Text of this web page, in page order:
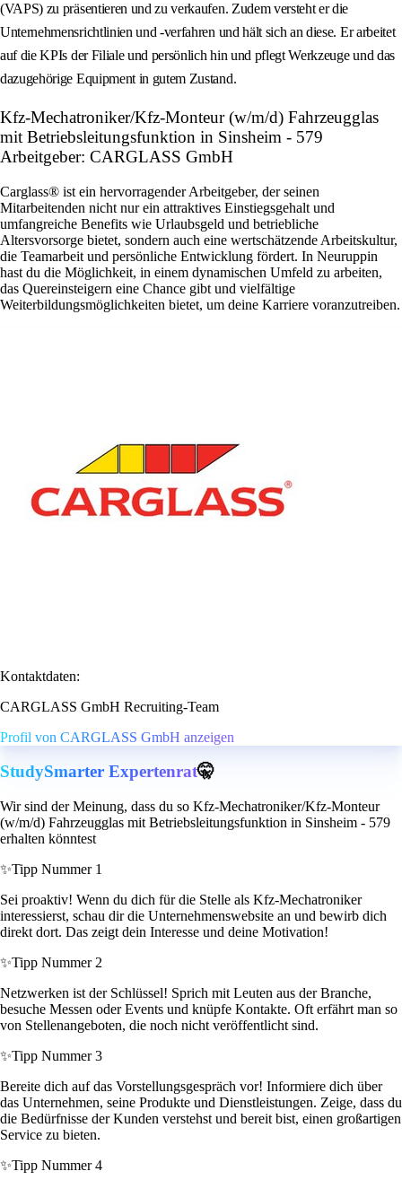
(VAPS) zu präsentieren und zu verkaufen. Zudem versteht er die
Unternehmensrichtlinien und -verfahren und hält sich an diese. Er arbeitet
auf die KPIs der Filiale und persönlich hin und pflegt Werkzeuge und das
dazugehörige Equipment in gutem Zustand.
Kfz-Mechatroniker/Kfz-Monteur (w/m/d) Fahrzeugglas
mit Betriebsleitungsfunktion in Sinsheim - 579
Arbeitgeber: CARGLASS GmbH
Carglass® ist ein hervorragender Arbeitgeber, der seinen
Mitarbeitenden nicht nur ein attraktives Einstiegsgehalt und
umfangreiche Benefits wie Urlaubsgeld und betriebliche
Altersvorsorge bietet, sondern auch eine wertschätzende Arbeitskultur,
die Teamarbeit und persönliche Entwicklung fördert. In Neuruppin
hast du die Möglichkeit, in einem dynamischen Umfeld zu arbeiten,
das Quereinsteigern eine Chance gibt und vielfältige
Weiterbildungsmöglichkeiten bietet, um deine Karriere voranzutreiben.
Kontaktdaten:
CARGLASS GmbH Recruiting-Team
Profil von CARGLASS GmbH anzeigen
StudySmarter Expertenrat🤫
Wir sind der Meinung, dass du so Kfz-Mechatroniker/Kfz-Monteur
(w/m/d) Fahrzeugglas mit Betriebsleitungsfunktion in Sinsheim - 579
erhalten könntest
✨Tipp Nummer 1
Sei proaktiv! Wenn du dich für die Stelle als Kfz-Mechatroniker
interessierst, schau dir die Unternehmenswebsite an und bewirb dich
direkt dort. Das zeigt dein Interesse und deine Motivation!
✨Tipp Nummer 2
Netzwerken ist der Schlüssel! Sprich mit Leuten aus der Branche,
besuche Messen oder Events und knüpfe Kontakte. Oft erfährt man so
von Stellenangeboten, die noch nicht veröffentlicht sind.
✨Tipp Nummer 3
Bereite dich auf das Vorstellungsgespräch vor! Informiere dich über
das Unternehmen, seine Produkte und Dienstleistungen. Zeige, dass du
die Bedürfnisse der Kunden verstehst und bereit bist, einen großartigen
Service zu bieten.
✨Tipp Nummer 4